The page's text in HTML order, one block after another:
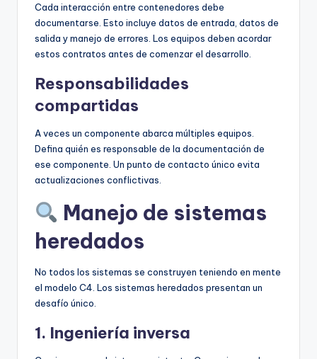
Cada interacción entre contenedores debe
documentarse. Esto incluye datos de entrada, datos de
salida y manejo de errores. Los equipos deben acordar
estos contratos antes de comenzar el desarrollo.
Responsabilidades
compartidas
A veces un componente abarca múltiples equipos.
Defina quién es responsable de la documentación de
ese componente. Un punto de contacto único evita
actualizaciones conflictivas.
Manejo de sistemas
heredados
No todos los sistemas se construyen teniendo en mente
el modelo C4. Los sistemas heredados presentan un
desafío único.
1. Ingeniería inversa